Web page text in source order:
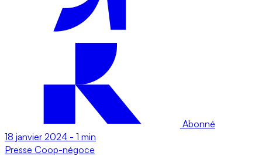
Abonné
18 janvier 2024 - 1 min
Presse Coop-négoce